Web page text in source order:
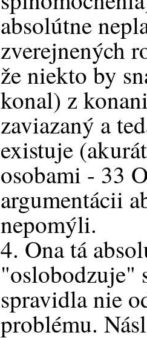
absolútne
zverejnených
že niekto by
konal) z
zaviazaný a
existuje
osobami - 33
argumentácii
nepomýli.
4. Ona tá
"oslobodzuje"
spravidla nie
problému.